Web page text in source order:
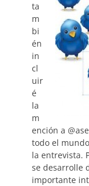
ta
m
bi
én
in
cl
uir
é
la
m
ención a
todo el
la entrevista.
se desarrolle
importante